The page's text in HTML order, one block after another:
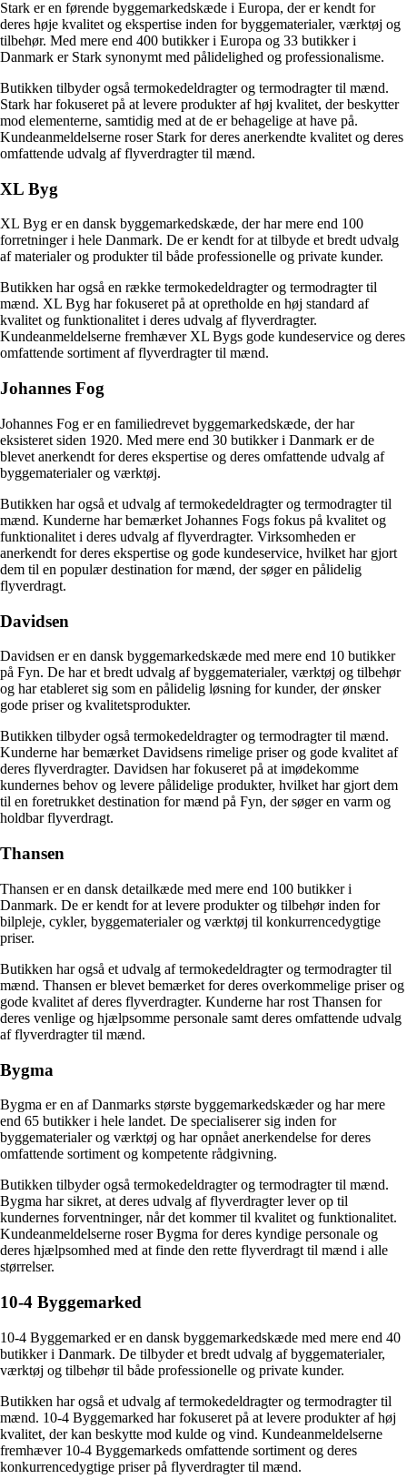
Stark er en førende byggemarkedskæde i Europa, der er kendt for
deres høje kvalitet og ekspertise inden for byggematerialer, værktøj og
tilbehør. Med mere end 400 butikker i Europa og 33 butikker i
Danmark er Stark synonymt med pålidelighed og professionalisme.
Butikken tilbyder også termokedeldragter og termodragter til mænd.
Stark har fokuseret på at levere produkter af høj kvalitet, der beskytter
mod elementerne, samtidig med at de er behagelige at have på.
Kundeanmeldelserne roser Stark for deres anerkendte kvalitet og deres
omfattende udvalg af flyverdragter til mænd.
XL Byg
XL Byg er en dansk byggemarkedskæde, der har mere end 100
forretninger i hele Danmark. De er kendt for at tilbyde et bredt udvalg
af materialer og produkter til både professionelle og private kunder.
Butikken har også en række termokedeldragter og termodragter til
mænd. XL Byg har fokuseret på at opretholde en høj standard af
kvalitet og funktionalitet i deres udvalg af flyverdragter.
Kundeanmeldelserne fremhæver XL Bygs gode kundeservice og deres
omfattende sortiment af flyverdragter til mænd.
Johannes Fog
Johannes Fog er en familiedrevet byggemarkedskæde, der har
eksisteret siden 1920. Med mere end 30 butikker i Danmark er de
blevet anerkendt for deres ekspertise og deres omfattende udvalg af
byggematerialer og værktøj.
Butikken har også et udvalg af termokedeldragter og termodragter til
mænd. Kunderne har bemærket Johannes Fogs fokus på kvalitet og
funktionalitet i deres udvalg af flyverdragter. Virksomheden er
anerkendt for deres ekspertise og gode kundeservice, hvilket har gjort
dem til en populær destination for mænd, der søger en pålidelig
flyverdragt.
Davidsen
Davidsen er en dansk byggemarkedskæde med mere end 10 butikker
på Fyn. De har et bredt udvalg af byggematerialer, værktøj og tilbehør
og har etableret sig som en pålidelig løsning for kunder, der ønsker
gode priser og kvalitetsprodukter.
Butikken tilbyder også termokedeldragter og termodragter til mænd.
Kunderne har bemærket Davidsens rimelige priser og gode kvalitet af
deres flyverdragter. Davidsen har fokuseret på at imødekomme
kundernes behov og levere pålidelige produkter, hvilket har gjort dem
til en foretrukket destination for mænd på Fyn, der søger en varm og
holdbar flyverdragt.
Thansen
Thansen er en dansk detailkæde med mere end 100 butikker i
Danmark. De er kendt for at levere produkter og tilbehør inden for
bilpleje, cykler, byggematerialer og værktøj til konkurrencedygtige
priser.
Butikken har også et udvalg af termokedeldragter og termodragter til
mænd. Thansen er blevet bemærket for deres overkommelige priser og
gode kvalitet af deres flyverdragter. Kunderne har rost Thansen for
deres venlige og hjælpsomme personale samt deres omfattende udvalg
af flyverdragter til mænd.
Bygma
Bygma er en af Danmarks største byggemarkedskæder og har mere
end 65 butikker i hele landet. De specialiserer sig inden for
byggematerialer og værktøj og har opnået anerkendelse for deres
omfattende sortiment og kompetente rådgivning.
Butikken tilbyder også termokedeldragter og termodragter til mænd.
Bygma har sikret, at deres udvalg af flyverdragter lever op til
kundernes forventninger, når det kommer til kvalitet og funktionalitet.
Kundeanmeldelserne roser Bygma for deres kyndige personale og
deres hjælpsomhed med at finde den rette flyverdragt til mænd i alle
størrelser.
10-4 Byggemarked
10-4 Byggemarked er en dansk byggemarkedskæde med mere end 40
butikker i Danmark. De tilbyder et bredt udvalg af byggematerialer,
værktøj og tilbehør til både professionelle og private kunder.
Butikken har også et udvalg af termokedeldragter og termodragter til
mænd. 10-4 Byggemarked har fokuseret på at levere produkter af høj
kvalitet, der kan beskytte mod kulde og vind. Kundeanmeldelserne
fremhæver 10-4 Byggemarkeds omfattende sortiment og deres
konkurrencedygtige priser på flyverdragter til mænd.